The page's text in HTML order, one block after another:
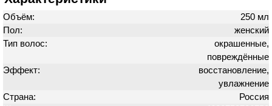
Объём:
250 мл
Пол:
женский
Тип волос:
окрашенные,
повреждённые
Эффект:
восстановление,
увлажнение
Страна:
Россия